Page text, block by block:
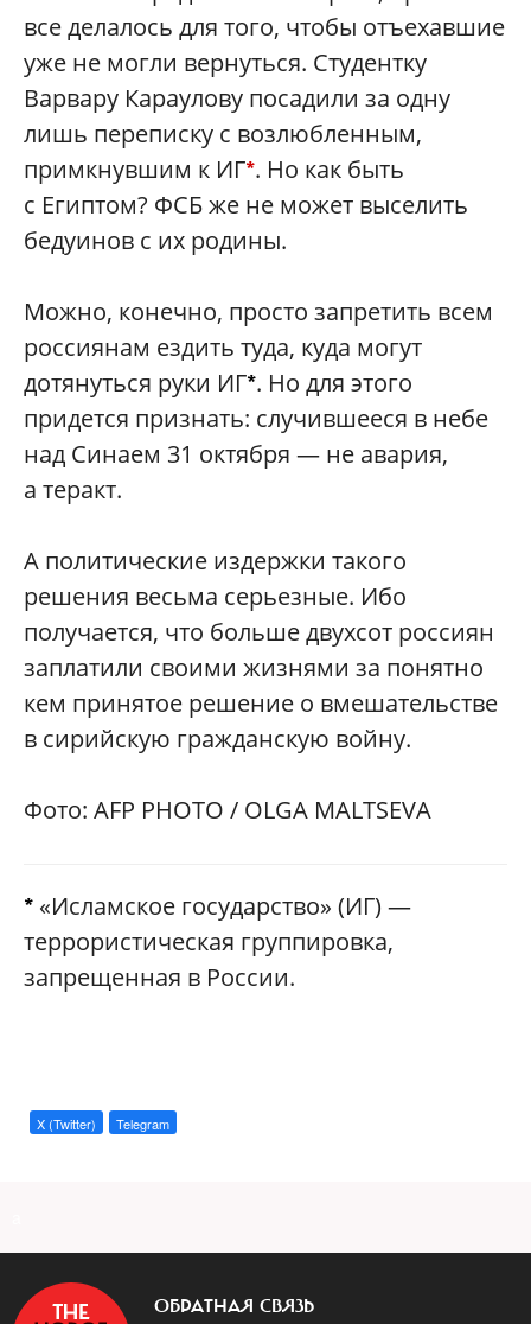
все делалось для того, чтобы отъехавшие
уже не могли вернуться. Студентку
Варвару Караулову посадили за одну
лишь переписку с возлюбленным,
примкнувшим к ИГ*. Но как быть
с Египтом? ФСБ же не может выселить
бедуинов с их родины.
Можно, конечно, просто запретить всем
россиянам ездить туда, куда могут
дотянуться руки ИГ*. Но для этого
придется признать: случившееся в небе
над Синаем 31 октября — не авария,
а теракт.
А политические издержки такого
решения весьма серьезные. Ибо
получается, что больше двухсот россиян
заплатили своими жизнями за понятно
кем принятое решение о вмешательстве
в сирийскую гражданскую войну.
Фото: AFP PHOTO / OLGA MALTSEVA
* «Исламское государство» (ИГ) —
террористическая группировка,
запрещенная в России.
X (Twitter) Telegram
ОБРАТНАЯ СВЯЗЬ